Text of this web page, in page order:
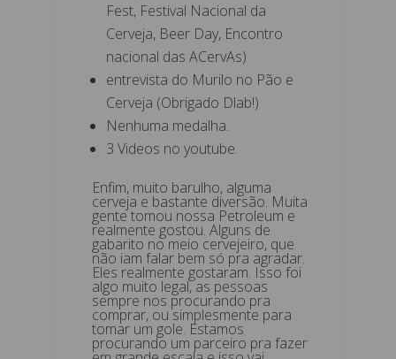
Fest, Festival Nacional da
Cerveja, Beer Day, Encontro
nacional das ACervAs)
entrevista do Murilo no Pão e
Cerveja (Obrigado Dlab!)
Nenhuma medalha.
3 Videos no youtube.
Enfim, muito barulho, alguma
cerveja e bastante diversão. Muita
gente tomou nossa Petroleum e
realmente gostou. Alguns de
gabarito no meio cervejeiro, que
não iam falar bem só pra agradar.
Eles realmente gostaram. Isso foi
algo muito legal, as pessoas
sempre nos procurando pra
comprar, ou simplesmente para
tomar um gole. Estamos
procurando um parceiro pra fazer